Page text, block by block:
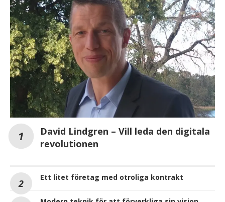
David Lindgren – Vill leda den digitala
revolutionen
Ett litet företag med otroliga kontrakt